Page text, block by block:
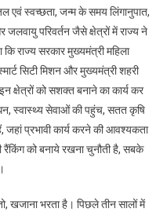
एवं स्वच्छता, जन्म के समय लिंगानुपात,
जलवायु परिवर्तन जैसे क्षेत्रों में राज्य ने
कि राज्य सरकार मुख्यमंत्री महिला
सिटी मिशन और मुख्यमंत्री शहरी
क्षेत्रों को सशक्त बनाने का कार्य कर
स्वास्थ्य सेवाओं की पहुंच, सतत कृषि
प्रभावी कार्य करने की आवश्यकता
रैंकिंग को बनाये रखना चुनौती है, सबके
खजाना भरता है। पिछले तीन सालों में